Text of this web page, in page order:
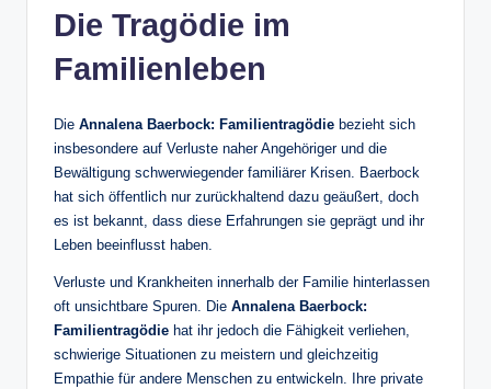
Die Tragödie im
Familienleben
Die Annalena Baerbock: Familientragödie bezieht sich
insbesondere auf Verluste naher Angehöriger und die
Bewältigung schwerwiegender familiärer Krisen. Baerbock
hat sich öffentlich nur zurückhaltend dazu geäußert, doch
es ist bekannt, dass diese Erfahrungen sie geprägt und ihr
Leben beeinflusst haben.
Verluste und Krankheiten innerhalb der Familie hinterlassen
oft unsichtbare Spuren. Die Annalena Baerbock:
Familientragödie hat ihr jedoch die Fähigkeit verliehen,
schwierige Situationen zu meistern und gleichzeitig
Empathie für andere Menschen zu entwickeln. Ihre private